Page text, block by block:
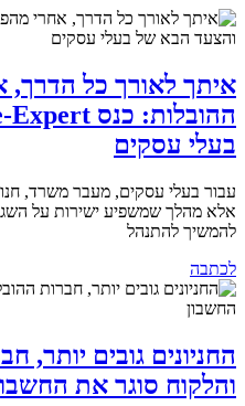
איתך לאורך כל הדרך,
בעלי עסקים
עבור בעלי עסקים, מעבר משרד,
אלא מהלך שמשפיע ישירות על
להמשיך להתנהל
לכתבה
החניונים גובים
והלקוח סוגר את